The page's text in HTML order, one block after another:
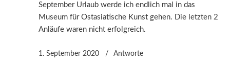
September Urlaub werde ich endlich mal in das
Museum für Ostasiatische Kunst gehen. Die letzten 2
Anläufe waren nicht erfolgreich.
1. September 2020 Antworte